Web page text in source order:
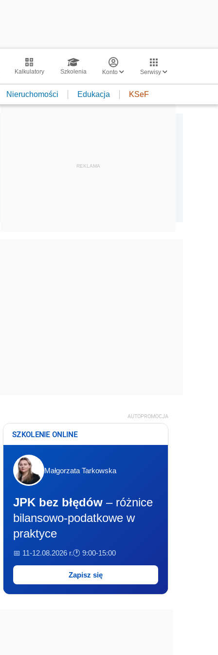
Kalkulatory Szkolenia Konto Serwisy
Nieruchomości Edukacja KSeF
REKLAMA
AUTOPROMOCJA
SZKOLENIE ONLINE
Małgorzata Tarkowska
JPK bez błędów – różnice
bilansowo-podatkowe w
praktyce
📅 11-12.08.2026 r.🕐 9:00-15:00
Zapisz się